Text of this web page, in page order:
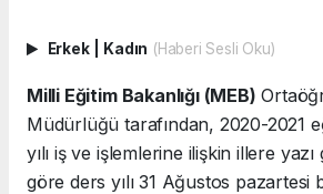
Erkek Kadın (Haberi Sesli Oku)
Milli Eğitim Bakanlığı (MEB)
Müdürlüğü tarafından, 2020-2021
yılı iş ve işlemlerine ilişkin illere
göre ders yılı 31 Ağustos pazartesi